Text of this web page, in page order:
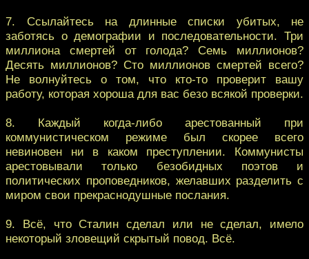
7. Ссылайтесь на длинные списки убитых, не
заботясь о демографии и последовательности. Три
миллиона смертей от голода? Семь миллионов?
Десять миллионов? Сто миллионов смертей всего?
Не волнуйтесь о том, что кто-то проверит вашу
работу, которая хороша для вас безо всякой проверки.
8. Каждый когда-либо арестованный при
коммунистическом режиме был скорее всего
невиновен ни в каком преступлении. Коммунисты
арестовывали только безобидных поэтов и
политических проповедников, желавших разделить с
миром свои прекраснодушные послания.
9. Всё, что Сталин сделал или не сделал, имело
некоторый зловещий скрытый повод. Всё.